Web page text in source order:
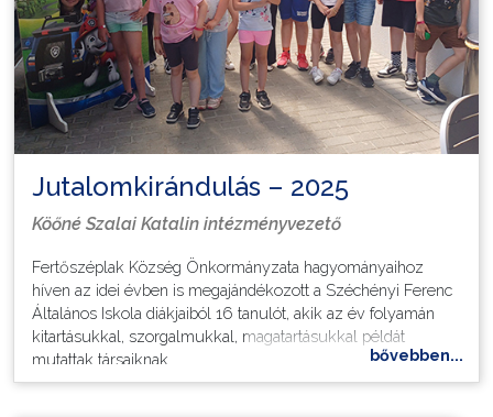
de fészkünkre visszanézünk."(Csanádi Imre: Búcsú az
óvodától)
További képek ide kattintva tekinthetők meg.
Jutalomkirándulás – 2025
Köőné Szalai Katalin intézményvezető
Fertőszéplak Község Önkormányzata hagyományaihoz
híven az idei évben is megajándékozott a Széchényi Ferenc
Általános Iskola diákjaiból 16 tanulót, akik az év folyamán
kitartásukkal, szorgalmukkal, magatartásukkal példát
mutattak társaiknak.
bővebben...